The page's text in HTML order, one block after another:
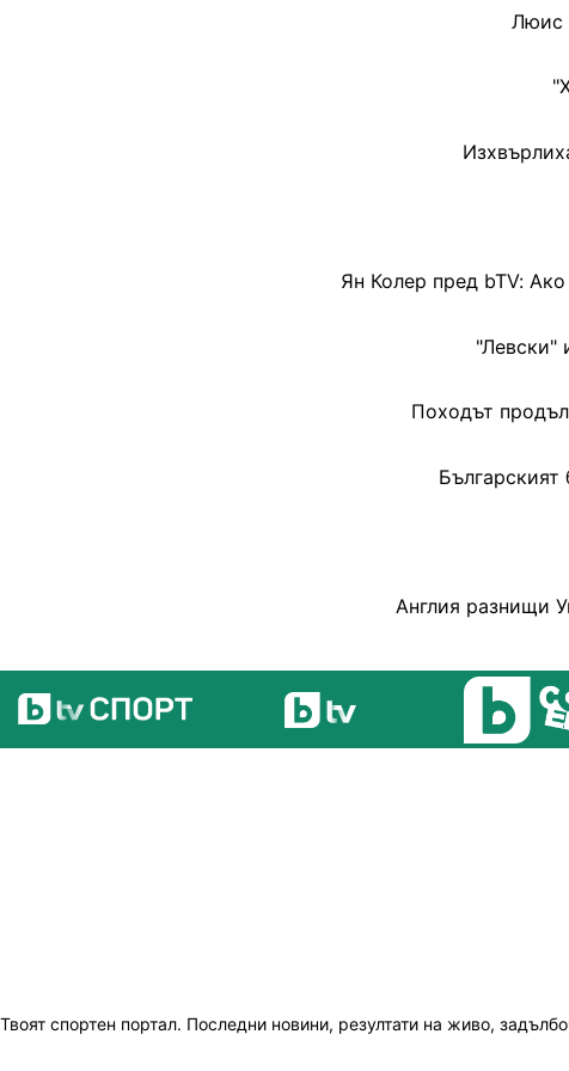
Люис
Ян Колер пред bTV:
"Левски"
Походът
Англия разнищи
Твоят спортен портал. Последни новини, резултати на живо,